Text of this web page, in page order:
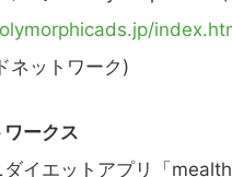
ネットワーク)
ワークス
イエットアプリ「